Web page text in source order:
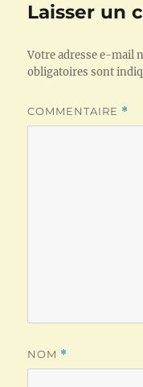
Laisser un
Votre adresse e-mail
obligatoires sont
COMMENTAIRE *
NOM *